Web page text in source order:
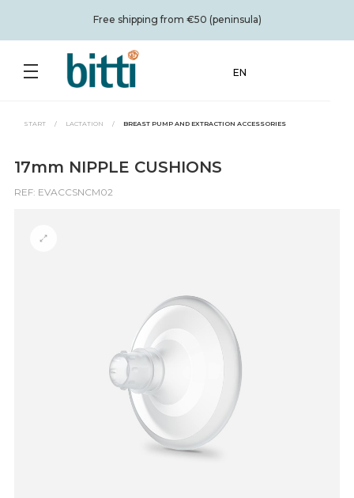
Free shipping from €50 (peninsula)
EN
START / LACTATION / BREAST PUMP AND EXTRACTION ACCESSORIES
17mm NIPPLE CUSHIONS
REF: EVACCSNCM02